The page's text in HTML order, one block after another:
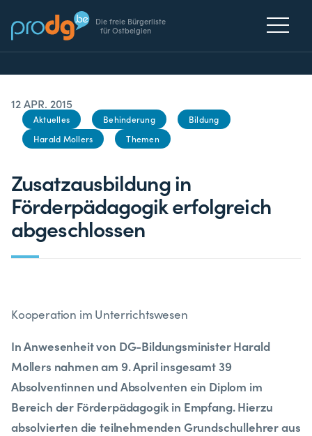
Die freie Bürgerliste
für Ostbelgien
12 APR. 2015
Aktuelles Behinderung
Bildung
Harald Mollers
Themen
Zusatzausbildung in
Förderpädagogik erfolgreich
abgeschlossen
Kooperation im Unterrichtswesen
In Anwesenheit von DG-Bildungsminister Harald
Mollers nahmen am 9. April insgesamt 39
Absolventinnen und Absolventen ein Diplom im
Bereich der Förderpädagogik in Empfang. Hierzu
absolvierten die teilnehmenden Grundschullehrer aus